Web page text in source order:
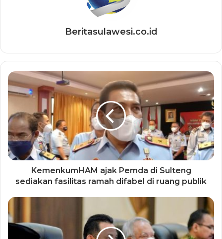
Beritasulawesi.co.id
KemenkumHAM ajak Pemda di Sulteng
sediakan fasilitas ramah difabel di ruang publik